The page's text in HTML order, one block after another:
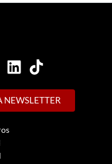
NEWSLETTER